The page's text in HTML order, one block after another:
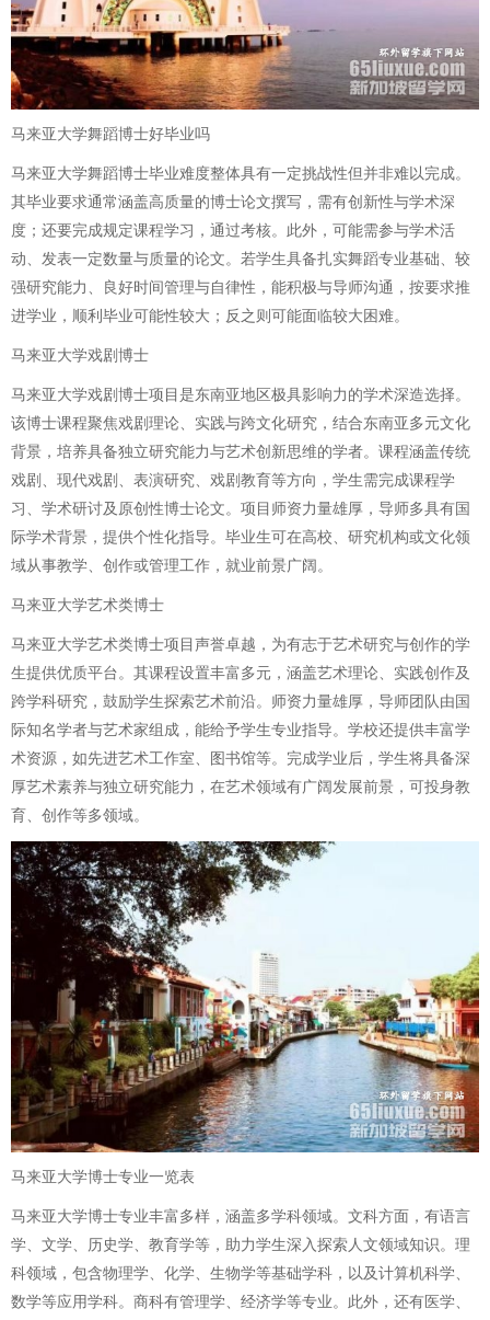
马来亚大学舞蹈博士好毕业吗
马来亚大学舞蹈博士毕业难度整体具有一定挑战性但并非难以完成。
其毕业要求通常涵盖高质量的博士论文撰写，需有创新性与学术深
度；还要完成规定课程学习，通过考核。此外，可能需参与学术活
动、发表一定数量与质量的论文。若学生具备扎实舞蹈专业基础、较
强研究能力、良好时间管理与自律性，能积极与导师沟通，按要求推
进学业，顺利毕业可能性较大；反之则可能面临较大困难。
马来亚大学戏剧博士
马来亚大学戏剧博士项目是东南亚地区极具影响力的学术深造选择。
该博士课程聚焦戏剧理论、实践与跨文化研究，结合东南亚多元文化
背景，培养具备独立研究能力与艺术创新思维的学者。课程涵盖传统
戏剧、现代戏剧、表演研究、戏剧教育等方向，学生需完成课程学
习、学术研讨及原创性博士论文。项目师资力量雄厚，导师多具有国
际学术背景，提供个性化指导。毕业生可在高校、研究机构或文化领
域从事教学、创作或管理工作，就业前景广阔。
马来亚大学艺术类博士
马来亚大学艺术类博士项目声誉卓越，为有志于艺术研究与创作的学
生提供优质平台。其课程设置丰富多元，涵盖艺术理论、实践创作及
跨学科研究，鼓励学生探索艺术前沿。师资力量雄厚，导师团队由国
际知名学者与艺术家组成，能给予学生专业指导。学校还提供丰富学
术资源，如先进艺术工作室、图书馆等。完成学业后，学生将具备深
厚艺术素养与独立研究能力，在艺术领域有广阔发展前景，可投身教
育、创作等多领域。
马来亚大学博士专业一览表
马来亚大学博士专业丰富多样，涵盖多学科领域。文科方面，有语言
学、文学、历史学、教育学等，助力学生深入探索人文领域知识。理
科领域，包含物理学、化学、生物学等基础学科，以及计算机科学、
数学等应用学科。商科有管理学、经济学等专业。此外，还有医学、